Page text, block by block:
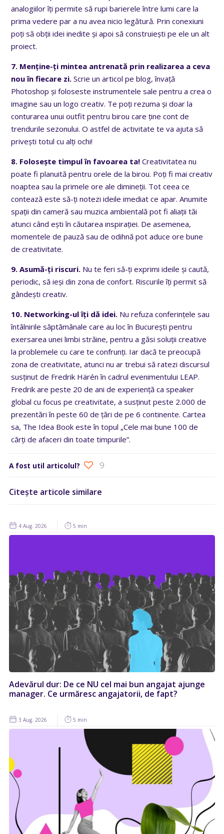
analogiilor îți permite să rupi barierele între lumi care la
prima vedere par a nu avea nicio legătură. Prin conexiuni
poți să obții idei inedite și apoi să construiești pe ele un alt
proiect.
7. Menține-ți mintea antrenată prin realizarea a ceva
nou în fiecare zi. Scrie un articol pe blog, învață
Photoshop și foloseste instrumentele sale pentru a crea o
imagine sau un logo creativ. Te poți rezuma și doar la
conturarea unui outfit pentru birou care ține cont de
trendurile sezonului. O astfel de activitate te va ajuta să
privești totul cu alți ochi!
8. Folosește timpul în favoarea ta! Creativitatea nu
poate fi planuită pentru orele de la birou. Poți fi mai creativ
noaptea sau la primele ore ale dimineții. Tot ceea ce
contează este să-ți notezi ideile imediat ce apar. Anumite
spații din cameră sau muzica ambientală pot fi aliații tăi
atunci când ești în căutarea inspirației. De asemenea,
momentele de pauză sau de odihnă pot aduce ore bune
de creativitate.
9. Asumă-ți riscuri. Nu te feri să-ți exprimi ideile și caută,
periodic, să ieși din zona de confort. Riscurile îți permit să
gândești creativ.
10. Networking-ul îți dă idei. Nu refuza conferințele sau
întâlnirile săptămânale care au loc în București pentru
exersarea unei limbi străine, pentru a găsi soluții creative
la problemele cu care te confrunți. Iar dacă te preocupă
zona de creativitate, atunci nu ar trebui să ratezi discursul
susținut de Fredrik Härén în cadrul evenimentului LEAP.
Fredrik are peste 20 de ani de experiență ca speaker
global cu focus pe creativitate, a susținut peste 2.000 de
prezentări în peste 60 de țări de pe 6 continente. Cartea
sa, The Idea Book este în topul „Cele mai bune 100 de
cărți de afaceri din toate timpurile”.
A fost util articolul? 9
Citește articole similare
4 Aug. 2026 5 min
Adevărul dur: De ce NU cel mai bun angajat ajunge
manager. Ce urmăresc angajatorii, de fapt?
3 Aug. 2026 5 min